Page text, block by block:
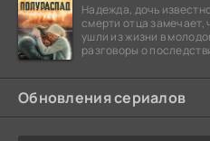
Надежда, дочь
смерти отца
ушли из жизни в
разговоры о
Обновления сериалов